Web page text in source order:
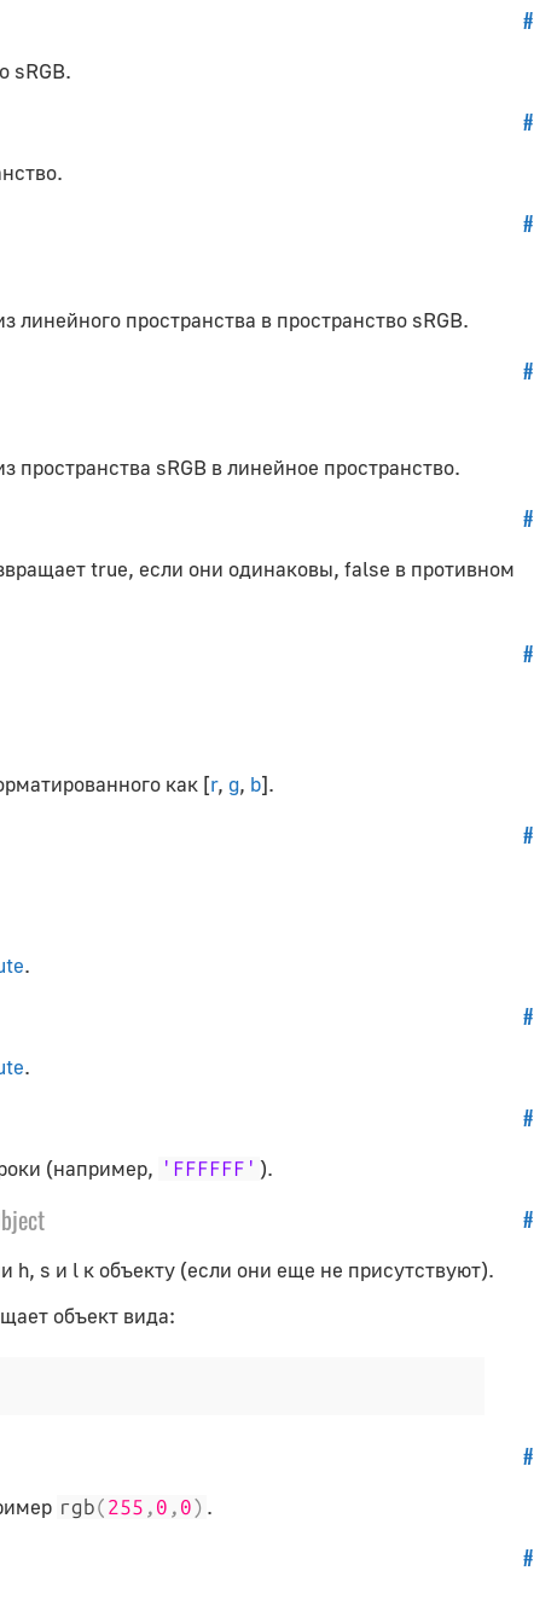
#
sRGB.
#
#
линейного пространства в пространство sRGB.
#
пространства sRGB в линейное пространство.
#
true, если они одинаковы, false в противном
#
как [r, g, b].
#
.
#
.
#
(например, 'FFFFFF' ).
#
h, s и l к объекту (если они еще не присутствуют).
объект вида:
#
rgb( 255 , 0 , 0) .
#